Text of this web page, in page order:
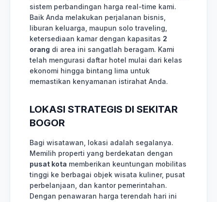
sistem perbandingan harga real-time kami.
Baik Anda melakukan perjalanan bisnis,
liburan keluarga, maupun solo traveling,
ketersediaan kamar dengan kapasitas 2
orang di area ini sangatlah beragam. Kami
telah mengurasi daftar hotel mulai dari kelas
ekonomi hingga bintang lima untuk
memastikan kenyamanan istirahat Anda.
LOKASI STRATEGIS DI SEKITAR
BOGOR
Bagi wisatawan, lokasi adalah segalanya.
Memilih properti yang berdekatan dengan
pusat kota memberikan keuntungan mobilitas
tinggi ke berbagai objek wisata kuliner, pusat
perbelanjaan, dan kantor pemerintahan.
Dengan penawaran harga terendah hari ini